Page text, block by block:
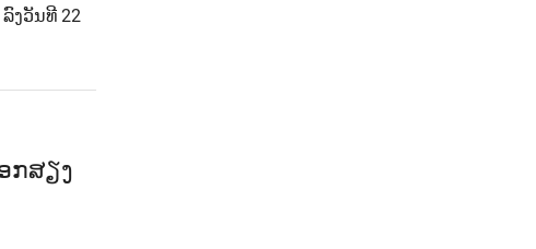
ງວັນທີ 22
ກສຽງ